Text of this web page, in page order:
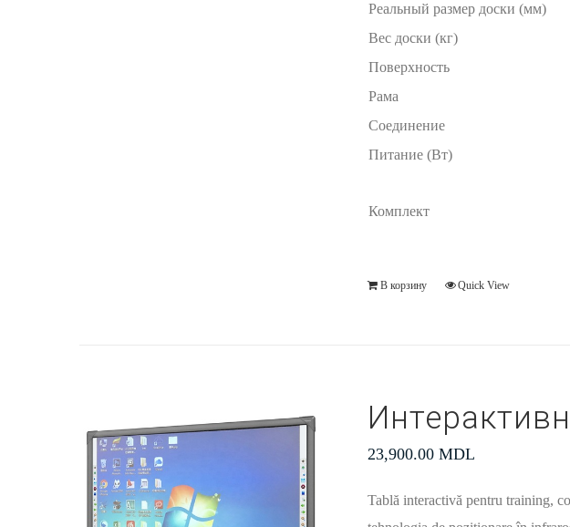
Реальный размер доски (мм)
Вес доски (кг)
Поверхность
Рама
Соединение
Питание (Вт)
Комплект
В корзину Quick View
23,900.00 MDL
Tablă interactivă pentru training,